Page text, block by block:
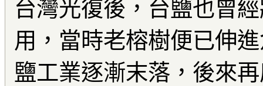
台灣光復後，台鹽也曾
用，當時老榕樹便已伸
鹽工業逐漸末落，後來